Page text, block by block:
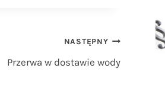
NASTĘPNY
Przerwa w dostawie wody